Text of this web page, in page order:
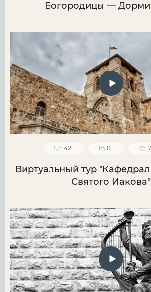
Богородицы —
42 0
Виртуальный тур
Святого Иакова"